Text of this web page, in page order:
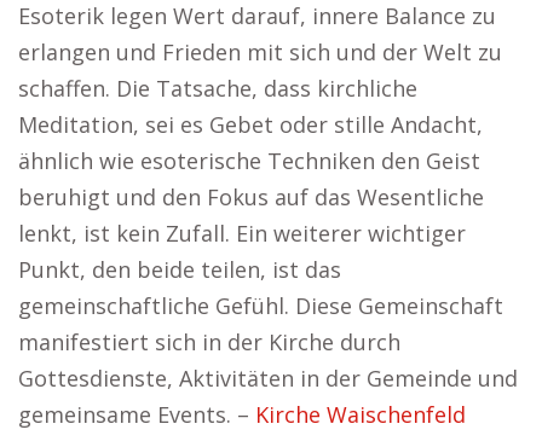
Esoterik legen Wert darauf, innere Balance zu
erlangen und Frieden mit sich und der Welt zu
schaffen. Die Tatsache, dass kirchliche
Meditation, sei es Gebet oder stille Andacht,
ähnlich wie esoterische Techniken den Geist
beruhigt und den Fokus auf das Wesentliche
lenkt, ist kein Zufall. Ein weiterer wichtiger
Punkt, den beide teilen, ist das
gemeinschaftliche Gefühl. Diese Gemeinschaft
manifestiert sich in der Kirche durch
Gottesdienste, Aktivitäten in der Gemeinde und
gemeinsame Events. – Kirche Waischenfeld